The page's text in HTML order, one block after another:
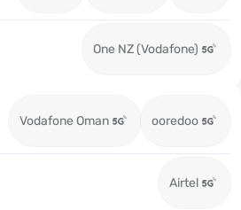
One NZ (Vodafone)
Vodafone Oman ooredoo
Airtel